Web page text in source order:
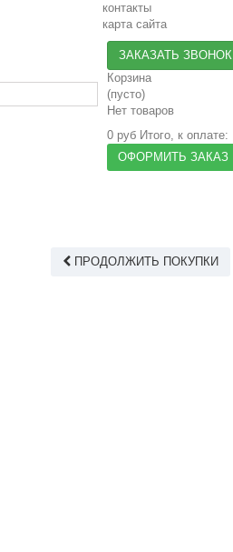
контакты
карта сайта
ЗАКАЗАТЬ ЗВОНОК
Корзина
(пусто)
Нет товаров
0 руб Итого, к оплате:
ОФОРМИТЬ ЗАКАЗ
ПРОДОЛЖИТЬ ПОКУПКИ